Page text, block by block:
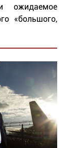
ожидаемое
«большого,